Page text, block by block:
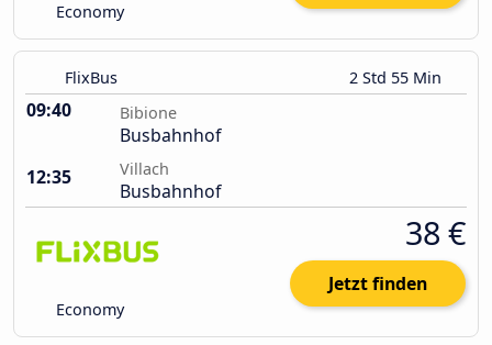
Economy
FlixBus 2 Std 55 Min
09:40 Bibione
Busbahnhof
12:35
Villach
Busbahnhof
Economy
38 €
Jetzt finden